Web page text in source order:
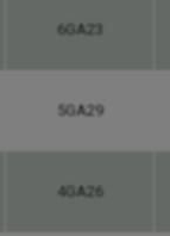
6GA23
5GA29
4GA26